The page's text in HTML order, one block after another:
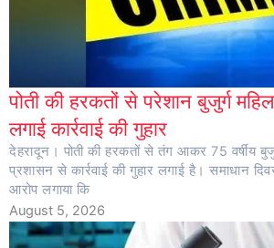
पोती की हरकतों से परेशान बुजुर्ग
लगाई कार्रवाई की गुहार
देहरादून। पोती की हरकतों से तंग आकर 75 वर्षीय
प्रशासन से कार्रवाई की गुहार लगाई है। समाधान
आरोप लगाया कि
August 5, 2026